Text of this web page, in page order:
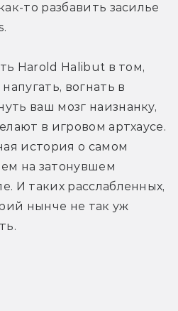
то разбавить засилье
Harold Halibut в том,
вогнать в
ваш мозг наизнанку,
в игровом артхаусе.
история о самом
на затонувшем
И таких расслабленных,
нынче не так уж